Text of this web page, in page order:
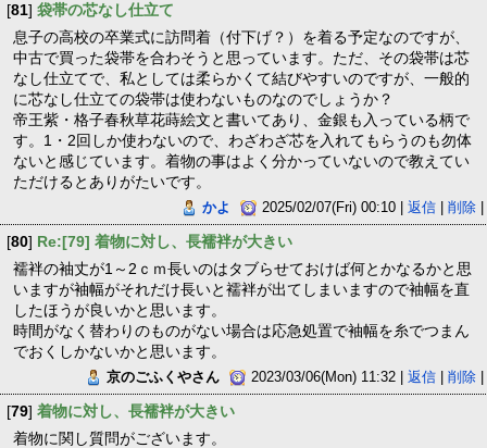
[81] 袋帯の芯なし仕立て
息子の高校の卒業式に訪問着（付下げ？）を着る予定なのですが、
中古で買った袋帯を合わそうと思っています。ただ、その袋帯は芯
なし仕立てで、私としては柔らかくて結びやすいのですが、一般的
に芯なし仕立ての袋帯は使わないものなのでしょうか？
帝王紫・格子春秋草花蒔絵文と書いてあり、金銀も入っている柄で
す。1・2回しか使わないので、わざわざ芯を入れてもらうのも勿体
ないと感じています。着物の事はよく分かっていないので教えてい
ただけるとありがたいです。
かよ 2025/02/07(Fri) 00:10 |返信 |削除
[80] Re:[79] 着物に対し、長襦袢が大きい
襦袢の袖丈が1～2ｃｍ長いのはタブらせておけば何とかなるかと思
いますが袖幅がそれだけ長いと襦袢が出てしまいますので袖幅を直
したほうが良いかと思います。
時間がなく替わりのものがない場合は応急処置で袖幅を糸でつまん
でおくしかないかと思います。
京のごふくやさん 2023/03/06(Mon) 11:32 |返信 |削除
[79] 着物に対し、長襦袢が大きい
着物に関し質問がございます。